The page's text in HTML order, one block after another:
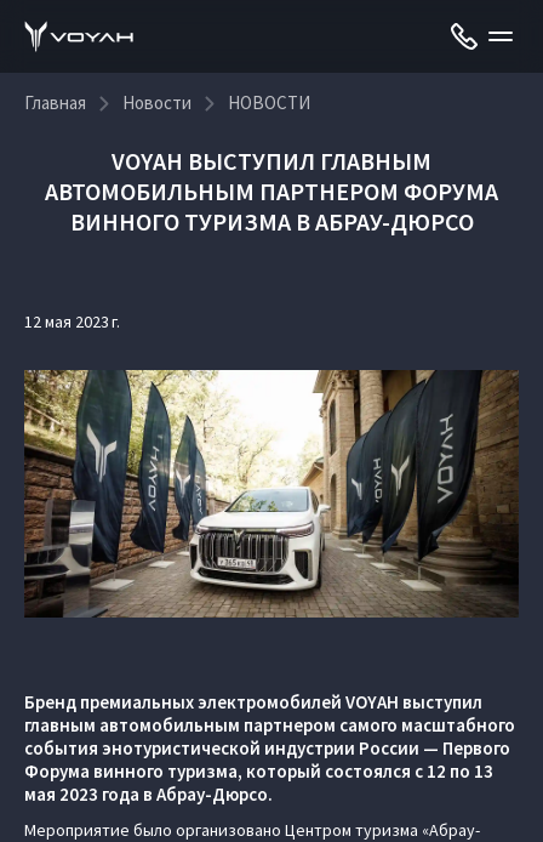
Главная Новости НОВОСТИ
VOYAH ВЫСТУПИЛ ГЛАВНЫМ
АВТОМОБИЛЬНЫМ ПАРТНЕРОМ ФОРУМА
ВИННОГО ТУРИЗМА В АБРАУ-ДЮРСО
12 мая 2023 г.
Бренд премиальных электромобилей VOYAH выступил
главным автомобильным партнером самого масштабного
события энотуристической индустрии России — Первого
Форума винного туризма, который состоялся с 12 по 13
мая 2023 года в Абрау-Дюрсо.
Мероприятие было организовано Центром туризма «Абрау-